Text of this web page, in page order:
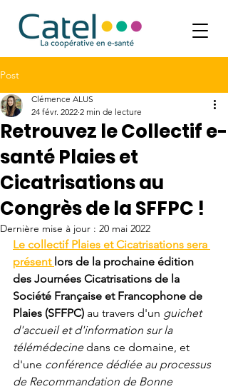
Post
Retrouvez le Collectif e-
santé Plaies et
Cicatrisations au
Congrès de la SFFPC !
Clémence ALUS
24 févr. 2022 2 min de lecture
Dernière mise à jour : 20 mai 2022
Le collectif Plaies et Cicatrisations sera
présent lors de la prochaine édition
des Journées Cicatrisations de la
Société Française et Francophone de
Plaies (SFFPC) au travers d'un guichet
d'accueil et d'information sur la
télémédecine dans ce domaine, et
d'une conférence dédiée au processus
de Recommandation de Bonne